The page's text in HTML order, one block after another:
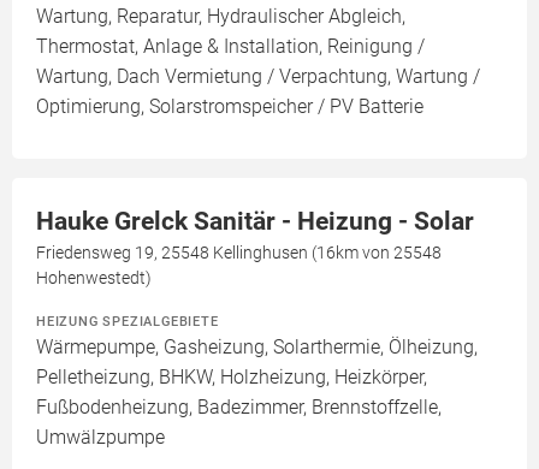
Wartung, Reparatur, Hydraulischer Abgleich,
Thermostat, Anlage & Installation, Reinigung /
Wartung, Dach Vermietung / Verpachtung, Wartung /
Optimierung, Solarstromspeicher / PV Batterie
Hauke Grelck Sanitär - Heizung - Solar
Friedensweg 19, 25548 Kellinghusen (16km von 25548
Hohenwestedt)
HEIZUNG SPEZIALGEBIETE
Wärmepumpe, Gasheizung, Solarthermie, Ölheizung,
Pelletheizung, BHKW, Holzheizung, Heizkörper,
Fußbodenheizung, Badezimmer, Brennstoffzelle,
Umwälzpumpe